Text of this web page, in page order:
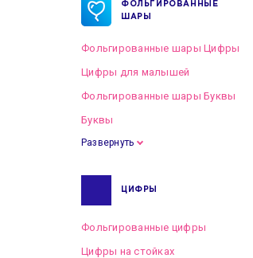
ФОЛЬГИРОВАННЫЕ
ШАРЫ
Фольгированные шары Цифры
Цифры для малышей
Фольгированные шары Буквы
Буквы
Развернуть
ЦИФРЫ
Фольгированные цифры
Цифры на стойках